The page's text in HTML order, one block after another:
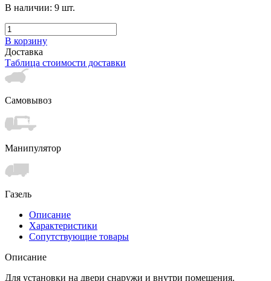
В наличии: 9 шт.
В корзину
Доставка
Таблица стоимости доставки
Самовывоз
Манипулятор
Газель
Описание
Характеристики
Сопутствующие товары
Описание
Для установки на двери снаружи и внутри помещения.